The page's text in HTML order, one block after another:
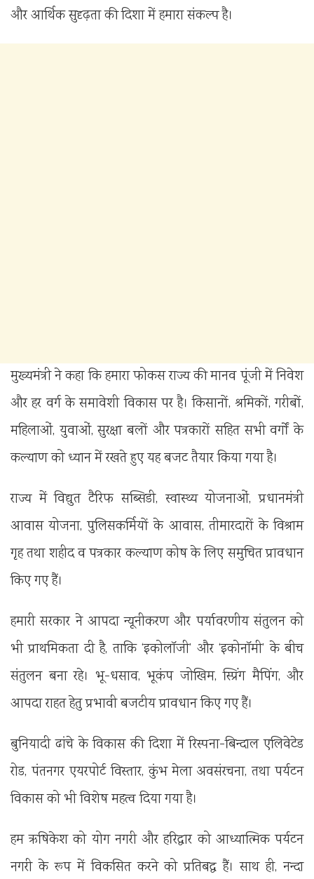
और आर्थिक सुदृढ़ता की दिशा में हमारा संकल्प है।
मुख्यमंत्री ने कहा कि हमारा फोकस राज्य की मानव पूंजी में निवेश
और हर वर्ग के समावेशी विकास पर है। किसानों, श्रमिकों, गरीबों,
महिलाओं, युवाओं, सुरक्षा बलों और पत्रकारों सहित सभी वर्गों के
कल्याण को ध्यान में रखते हुए यह बजट तैयार किया गया है।
राज्य में विद्युत टैरिफ सब्सिडी, स्वास्थ्य योजनाओं, प्रधानमंत्री
आवास योजना, पुलिसकर्मियों के आवास, तीमारदारों के विश्राम
गृह तथा शहीद व पत्रकार कल्याण कोष के लिए समुचित प्रावधान
किए गए हैं।
हमारी सरकार ने आपदा न्यूनीकरण और पर्यावरणीय संतुलन को
भी प्राथमिकता दी है, ताकि ‘इकोलॉजी’ और ‘इकोनॉमी’ के बीच
संतुलन बना रहे। भू-धसाव, भूकंप जोखिम, स्प्रिंग मैपिंग, और
आपदा राहत हेतु प्रभावी बजटीय प्रावधान किए गए हैं।
बुनियादी ढांचे के विकास की दिशा में रिस्पना-बिन्दाल एलिवेटेड
रोड, पंतनगर एयरपोर्ट विस्तार, कुंभ मेला अवसंरचना, तथा पर्यटन
विकास को भी विशेष महत्व दिया गया है।
हम ऋषिकेश को योग नगरी और हरिद्वार को आध्यात्मिक पर्यटन
नगरी के रूप में विकसित करने को प्रतिबद्ध हैं। साथ ही, नन्दा